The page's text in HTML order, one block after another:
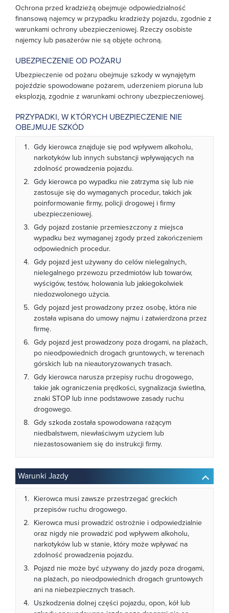
Ochrona przed kradzieżą obejmuje odpowiedzialność
finansową najemcy w przypadku kradzieży pojazdu, zgodnie z
warunkami ochrony ubezpieczeniowej. Rzeczy osobiste
najemcy lub pasażerów nie są objęte ochroną.
UBEZPIECZENIE OD POŻARU
Ubezpieczenie od pożaru obejmuje szkody w wynajętym
pojeździe spowodowane pożarem, uderzeniem pioruna lub
eksplozją, zgodnie z warunkami ochrony ubezpieczeniowej.
PRZYPADKI, W KTÓRYCH UBEZPIECZENIE NIE
OBEJMUJE SZKÓD
Gdy kierowca znajduje się pod wpływem alkoholu,
narkotyków lub innych substancji wpływających na
zdolność prowadzenia pojazdu.
Gdy kierowca po wypadku nie zatrzyma się lub nie
zastosuje się do wymaganych procedur, takich jak
poinformowanie firmy, policji drogowej i firmy
ubezpieczeniowej.
Gdy pojazd zostanie przemieszczony z miejsca
wypadku bez wymaganej zgody przed zakończeniem
odpowiednich procedur.
Gdy pojazd jest używany do celów nielegalnych,
nielegalnego przewozu przedmiotów lub towarów,
wyścigów, testów, holowania lub jakiegokolwiek
niedozwolonego użycia.
Gdy pojazd jest prowadzony przez osobę, która nie
została wpisana do umowy najmu i zatwierdzona przez
firmę.
Gdy pojazd jest prowadzony poza drogami, na plażach,
po nieodpowiednich drogach gruntowych, w terenach
górskich lub na nieautoryzowanych trasach.
Gdy kierowca narusza przepisy ruchu drogowego,
takie jak ograniczenia prędkości, sygnalizacja świetlna,
znaki STOP lub inne podstawowe zasady ruchu
drogowego.
Gdy szkoda została spowodowana rażącym
niedbalstwem, niewłaściwym użyciem lub
niezastosowaniem się do instrukcji firmy.
Warunki Jazdy
Kierowca musi zawsze przestrzegać greckich
przepisów ruchu drogowego.
Kierowca musi prowadzić ostrożnie i odpowiedzialnie
oraz nigdy nie prowadzić pod wpływem alkoholu,
narkotyków lub w stanie, który może wpływać na
zdolność prowadzenia pojazdu.
Pojazd nie może być używany do jazdy poza drogami,
na plażach, po nieodpowiednich drogach gruntowych
ani na niebezpiecznych trasach.
Uszkodzenia dolnej części pojazdu, opon, kół lub